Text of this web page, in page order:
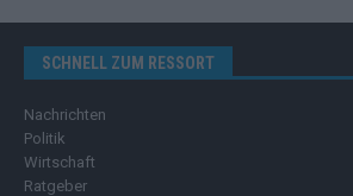
SCHNELL ZUM RESSORT
Nachrichten
Politik
Wirtschaft
Ratgeber